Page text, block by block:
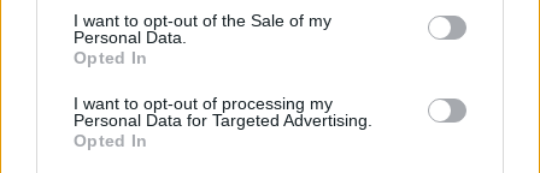
I want to opt-out of the Sale of my
Personal Data.
Opted In
I want to opt-out of processing my
Personal Data for Targeted Advertising.
Opted In
Ο αέρας στα σακουλάκια με τα τσιπς δεν είναι αέρας
κρατήσετε τους αρουραίους μακριά από τον κήπο σας
είναι αυτά τα τρία φυτά»